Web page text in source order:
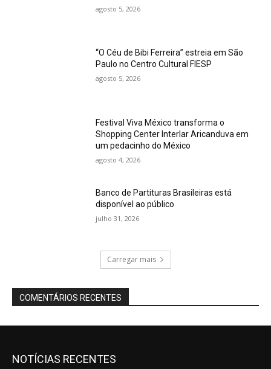
agosto 5, 2026
“O Céu de Bibi Ferreira” estreia em São
Paulo no Centro Cultural FIESP
agosto 5, 2026
Festival Viva México transforma o
Shopping Center Interlar Aricanduva em
um pedacinho do México
agosto 4, 2026
Banco de Partituras Brasileiras está
disponível ao público
julho 31, 2026
Carregar mais
COMENTÁRIOS RECENTES
NOTÍCIAS RECENTES